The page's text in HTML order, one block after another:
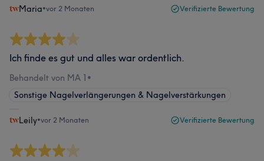
Maria•vor 2 Monaten Verifizierte Bewertung
Ich finde es gut und alles war ordentlich.
Behandelt von MA 1 •
Sonstige Nagelverlängerungen & Nagelverstärkungen
Leily•vor 2 Monaten Verifizierte Bewertung